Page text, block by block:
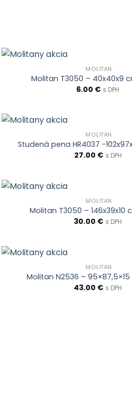
MOLITAN
Molitan T3050 – 40x40x9
6.00 € s DPH
MOLITAN
Studená pena HR4037 -
27.00 € s DPH
MOLITAN
Molitan T3050 – 146x39x10
30.00 € s DPH
MOLITAN
Molitan N2536 –
43.00 € s DPH